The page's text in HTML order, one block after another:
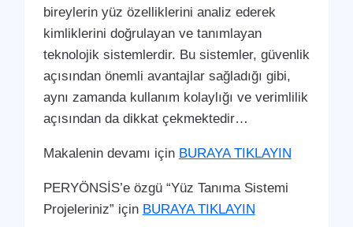
bireylerin yüz özelliklerini analiz ederek
kimliklerini doğrulayan ve tanımlayan
teknolojik sistemlerdir. Bu sistemler, güvenlik
açısından önemli avantajlar sağladığı gibi,
aynı zamanda kullanım kolaylığı ve verimlilik
açısından da dikkat çekmektedir…
Makalenin devamı için BURAYA TIKLAYIN
PERYÖNSİS’e özgü “Yüz Tanıma Sistemi
Projeleriniz” için BURAYA TIKLAYIN